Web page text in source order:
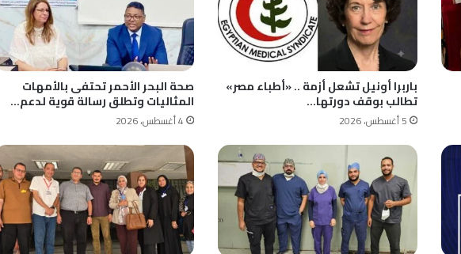
باربرا أونيل تشعل أزمة .. «أطباء مصر»
تطالب بوقف دورتها…
5 أغسطس، 2026
صحة البحر الأحمر تحتفى بالأمهات
المثاليات وتطلق رسالة قوية لدعم…
4 أغسطس، 2026